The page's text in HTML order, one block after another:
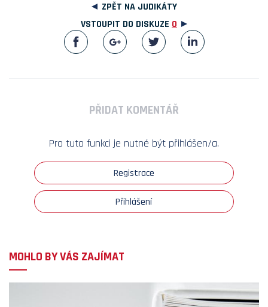
ZPĚT NA JUDIKÁTY
VSTOUPIT DO DISKUZE 0
PŘIDAT KOMENTÁŘ
Pro tuto funkci je nutné být přihlášen/a.
Registrace
Přihlášení
MOHLO BY VÁS ZAJÍMAT